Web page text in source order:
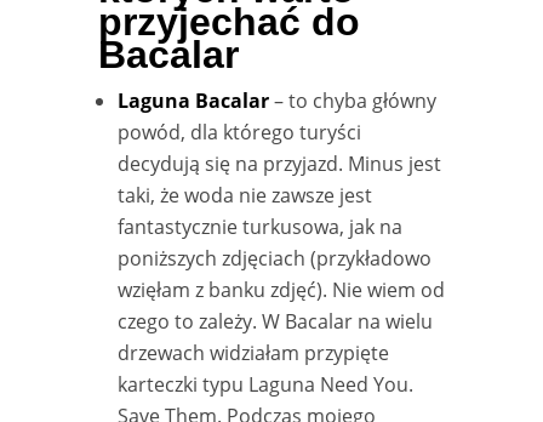
przyjechać do
Bacalar
Laguna Bacalar– to chyba główny
powód, dla którego turyści
decydują się na przyjazd. Minus jest
taki, że woda nie zawsze jest
fantastycznie turkusowa, jak na
poniższych zdjęciach (przykładowo
wzięłam z banku zdjęć). Nie wiem od
czego to zależy. W Bacalar na wielu
drzewach widziałam przypięte
karteczki typu Laguna Need You.
Save Them. Podczas mojego